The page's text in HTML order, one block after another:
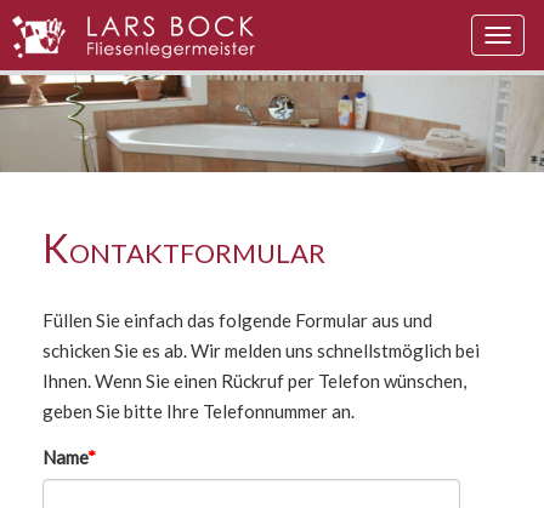
Kontaktformular
Füllen Sie einfach das folgende Formular aus und
schicken Sie es ab. Wir melden uns schnellstmöglich bei
Ihnen. Wenn Sie einen Rückruf per Telefon wünschen,
geben Sie bitte Ihre Telefonnummer an.
Name